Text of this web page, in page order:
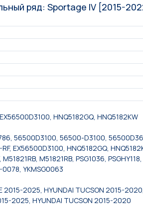
ряд: Sportage IV [2015-
HNQ5182GQ, HNQ5182KW
56500D3100, 56500-D3100,
EX56500D3100, HNQ5182GQ,
M51821RB, PSG1036,
0078, YKMSG0063
2015-2025, HYUNDAI TUCSON 2015-
2025, HYUNDAI TUCSON 2015-2020